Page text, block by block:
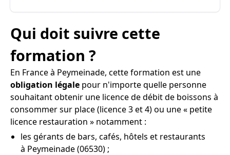
Qui doit suivre cette
formation ?
En France à Peymeinade, cette formation est une
obligation légale pour n'importe quelle personne
souhaitant obtenir une licence de débit de boissons à
consommer sur place (licence 3 et 4) ou une « petite
licence restauration » notamment :
les gérants de bars, cafés, hôtels et restaurants
à Peymeinade (06530) ;